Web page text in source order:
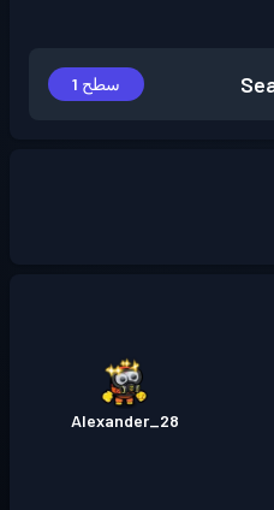
سطح 1
Alexander_28